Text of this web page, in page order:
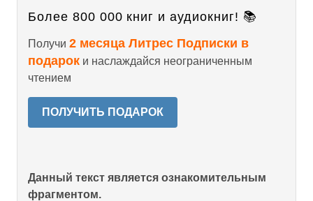
Более 800 000 книг и аудиокниг! 📚
Получи 2 месяца Литрес Подписки в
подарок и наслаждайся неограниченным
чтением
ПОЛУЧИТЬ ПОДАРОК
Данный текст является ознакомительным
фрагментом.